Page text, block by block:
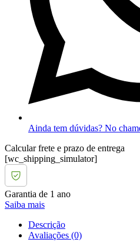
Ainda tem dúvidas? No
Calcular frete e prazo de entrega
[wc_shipping_simulator]
Garantia de 1 ano
Saiba mais
Descrição
Avaliações (0)